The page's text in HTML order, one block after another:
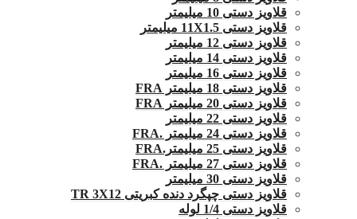
قلاویز دستی 10 میلیمتر
قلاویز دستی 11X1.5 میلیمتر
قلاویز دستی 12 میلیمتر
قلاویز دستی 14 میلیمتر
قلاویز دستی 16 میلیمتر
قلاویز دستی 18 میلیمتر FRA
قلاویز دستی 20 میلیمتر FRA
قلاویز دستی 22 میلیمتر
قلاویز دستی 24 میلیمتر .FRA
قلاویز دستی 25 میلیمتر.FRA
قلاویز دستی 27 میلیمتر .FRA
قلاویز دستی 30 میلیمتر
قلاویز دستی چپگرد دنده کبریتی TR 3X12
قلاویز دستی 1/4 لوله